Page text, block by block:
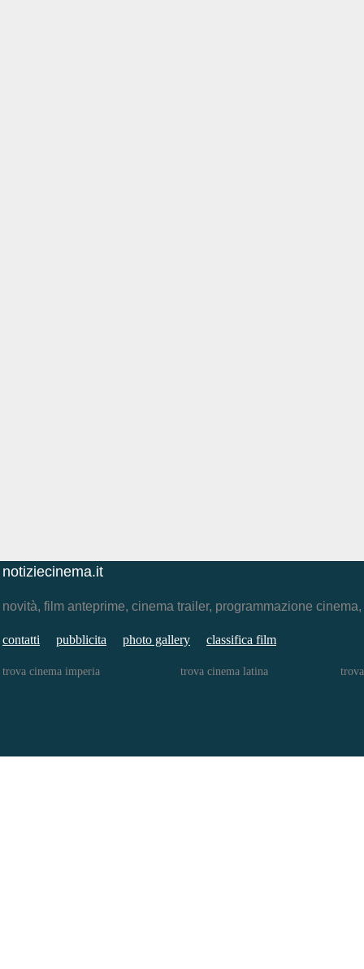
notiziecinema.it
novità, film anteprime, cinema trailer, programmazione
contatti pubblicita photo gallery classifica film
trova cinema imperia trova cinema latina